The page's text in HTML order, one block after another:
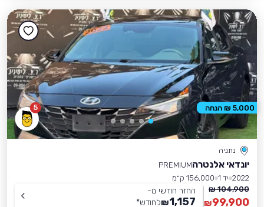
5
נתניה
יונדאי אלנטרהPREMIUM
2022 יד 1
156,000 ק״מ
104,900 ₪
99,900
₪
החזר חודשי מ-
1,157
₪לחודש*
5,000 ₪ הנחה